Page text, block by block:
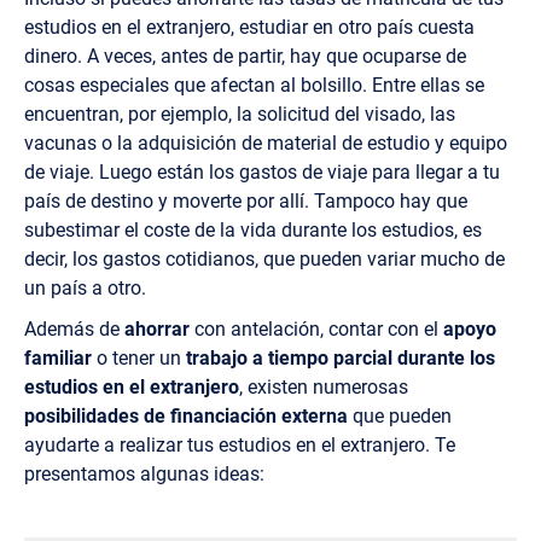
acogida, estarás exento del pago de los gastos. En
el siguiente capítulo, «¿Cómo puedo financiar mis
estudios en el extranjero?», encontrarás más
información sobre la financiación de tus estudios
en el extranjero a través de Erasmus+.
Opción 2: Realiza un programa de estudios
internacional.
Estudiar en el extranjero suele significar que las
clases se imparten parcial o totalmente en un
idioma extranjero y que se integra en tus estudios
una estancia prolongada en una universidad
extranjera. En algunos casos, incluso obtendrás un
título de ambas universidades (doble titulación). En
la Munich Business School, estudiar en el extranjero
es un componente integral. Se puede completar un
semestre en el extranjero en todos los programas de
estudios en el extranjero, estudiar en otro país cuesta
dinero. A veces, antes de partir, hay que ocuparse de
cosas especiales que afectan al bolsillo. Entre ellas se
encuentran, por ejemplo, la solicitud del visado, las
vacunas o la adquisición de material de estudio y equipo
de viaje. Luego están los gastos de viaje para llegar a tu
país de destino y moverte por allí. Tampoco hay que
subestimar el coste de la vida durante los estudios, es
decir, los gastos cotidianos, que pueden variar mucho de
un país a otro.
Además de ahorrar con antelación, contar con el apoyo
familiar o tener un trabajo a tiempo parcial durante los
estudios en el extranjero, existen numerosas
posibilidades de financiación externa que pueden
ayudarte a realizar tus estudios en el extranjero. Te
presentamos algunas ideas: